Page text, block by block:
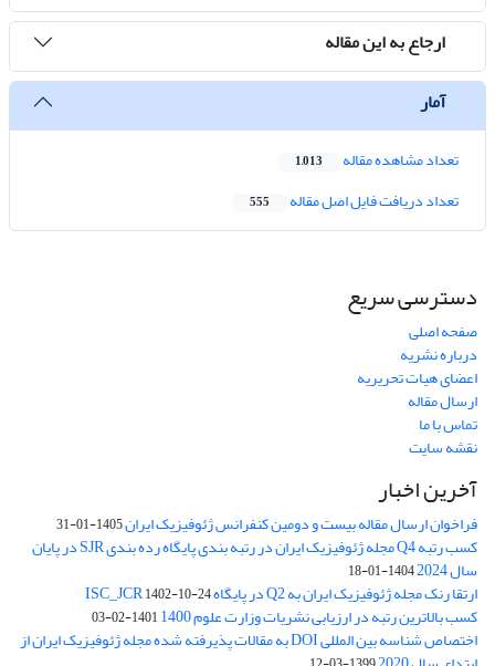
ارجاع به این مقاله
آمار
تعداد مشاهده مقاله 1,013
تعداد دریافت فایل اصل مقاله 555
دسترسی سریع
صفحه اصلی
درباره نشریه
اعضای هیات تحریریه
ارسال مقاله
تماس با ما
نقشه سایت
آخرین اخبار
فراخوان ارسال مقاله بیست و دومین کنفرانس ژئوفیزیک ایران1405-01-31
کسب رتبه Q4 مجله ژئوفیزیک ایران در رتبه بندی پایگاه رده بندی SJR در پایان
سال 2024 1404-01-18
ارتقا رنک مجله ژئوفیزیک ایران به Q2 در پایگاه ISC_JCR 1402-10-24
کسب بالاترین رتبه در ارزیابی نشریات وزارت علوم 1400 1401-02-03
اختصاص شناسه بین المللی DOI به مقالات پذیرفته شده مجله ژئوفیزیک ایران از